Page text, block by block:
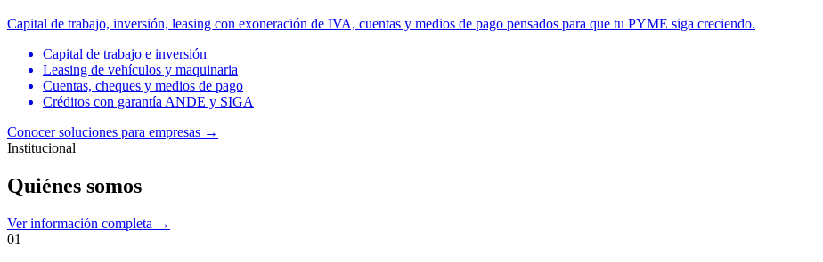
Capital de trabajo, inversión, leasing con exoneración de IVA, cuentas y medios de pago pensados para que tu PYME siga creciendo.
Capital de trabajo e inversión
Leasing de vehículos y maquinaria
Cuentas, cheques y medios de pago
Créditos con garantía ANDE y SIGA
Conocer soluciones para empresas →
Institucional
Quiénes somos
Ver información completa →
01